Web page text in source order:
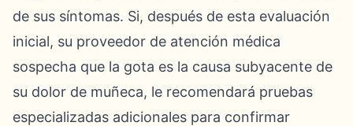
de sus síntomas. Si, después de esta evaluación
inicial, su proveedor de atención médica
sospecha que la gota es la causa subyacente de
su dolor de muñeca, le recomendará pruebas
especializadas adicionales para confirmar